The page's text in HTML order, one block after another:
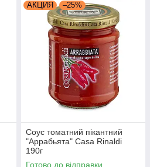
АКЦИЯ –25%
Соус томатний пікантний
"Аррабьята" Casa Rinaldi
190г
Готово до відправки